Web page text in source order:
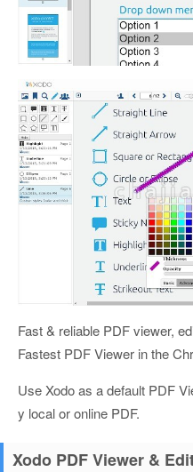
Fast & reliable PDF viewer,
Fastest PDF Viewer in the
Use Xodo as a default PDF
y local or online PDF.
Xodo PDF Viewer &